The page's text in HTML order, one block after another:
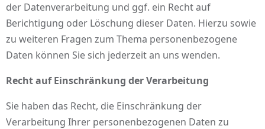
der Datenverarbeitung und ggf. ein Recht auf
Berichtigung oder Löschung dieser Daten. Hierzu sowie
zu weiteren Fragen zum Thema personenbezogene
Daten können Sie sich jederzeit an uns wenden.
Recht auf Einschränkung der Verarbeitung
Sie haben das Recht, die Einschränkung der
Verarbeitung Ihrer personenbezogenen Daten zu